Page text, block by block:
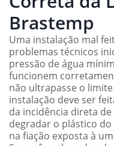
Brastemp
Uma instalação mal
problemas técnicos
pressão de água
funcionem
não ultrapasse o
instalação deve ser
da incidência direta
degradar o plástico
na fiação exposta à